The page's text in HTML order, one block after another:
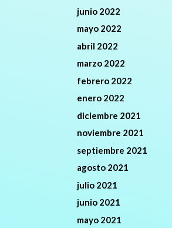
junio 2022
mayo 2022
abril 2022
marzo 2022
febrero 2022
enero 2022
diciembre 2021
noviembre 2021
septiembre 2021
agosto 2021
julio 2021
junio 2021
mayo 2021